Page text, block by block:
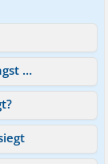
Mit Akzeptanz und Achtsamkeit die Angst besiegt